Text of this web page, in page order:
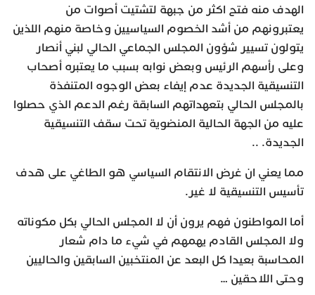
الهدف منه فتح اكثر من جبهة لتشتيت أصوات من
يعتبرونهم من أشد الخصوم السياسيين وخاصة منهم اللذين
يتولون تسيير شؤون المجلس الجماعي الحالي لبني أنصار
وعلى رأسهم الرئيس وبعض نوابه بسبب ما يعتبره أصحاب
التنسيقية الجديدة عدم إيفاء بعض الوجوه المتنفذة
بالمجلس الحالي بتعهداتهم السابقة رغم الدعم الذي حصلوا
عليه من الجهة الحالية المنضوية تحت سقف التنسيقية
الجديدة. ..
مما يعني ان غرض الانتقام السياسي هو الطاغي على هدف
تأسيس التنسيقية لا غير.
أما المواطنون فهم يرون أن لا المجلس الحالي بكل مكوناته
ولا المجلس القادم يهمهم في شيء ما دام شعار
المحاسبة بعيدا كل البعد عن المنتخبين السابقين والحاليين
وحتى اللاحقين …